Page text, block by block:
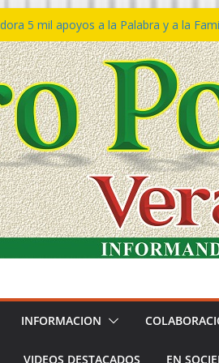
5 mil apoyos a la Palabra y a la
Declaraciones de Procedencia en
𝙂𝙤𝙗𝙞𝙚𝙧𝙣𝙤 𝙙𝙚𝙡 𝙀𝙨𝙩𝙖𝙙𝙤 𝙖
𝙙𝙚𝙡 𝙈𝙖𝙧 𝙚𝙣 𝘾𝙤𝙖𝙩𝙯𝙖𝙘𝙤𝙖𝙡𝙘𝙤𝙨
de policías con vocación de servicio y
SSP
Bravo rechaza acusaciones y asegura
solicitud de desafuero
INFORMACION
VIDEOS DESTACADOS EN